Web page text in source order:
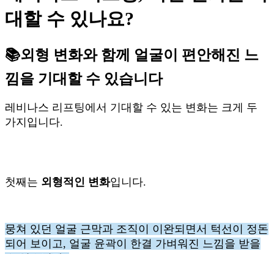
대할 수 있나요?
📚외형 변화와 함께 얼굴이 편안해진 느
낌을 기대할 수 있습니다
레비나스 리프팅에서 기대할 수 있는 변화는 크게 두
가지입니다.
첫째는 외형적인 변화입니다.
뭉쳐 있던 얼굴 근막과 조직이 이완되면서 턱선이 정돈
되어 보이고, 얼굴 윤곽이 한결 가벼워진 느낌을 받을